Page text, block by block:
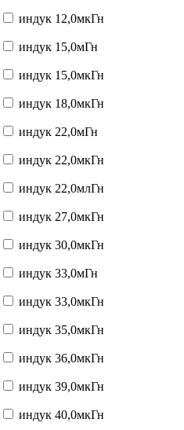
индук 12,0мкГн
индук 15,0мГн
индук 15,0мкГн
индук 18,0мкГн
индук 22,0мГн
индук 22,0мкГн
индук 22,0млГн
индук 27,0мкГн
индук 30,0мкГн
индук 33,0мГн
индук 33,0мкГн
индук 35,0мкГн
индук 36,0мкГн
индук 39,0мкГн
индук 40,0мкГн